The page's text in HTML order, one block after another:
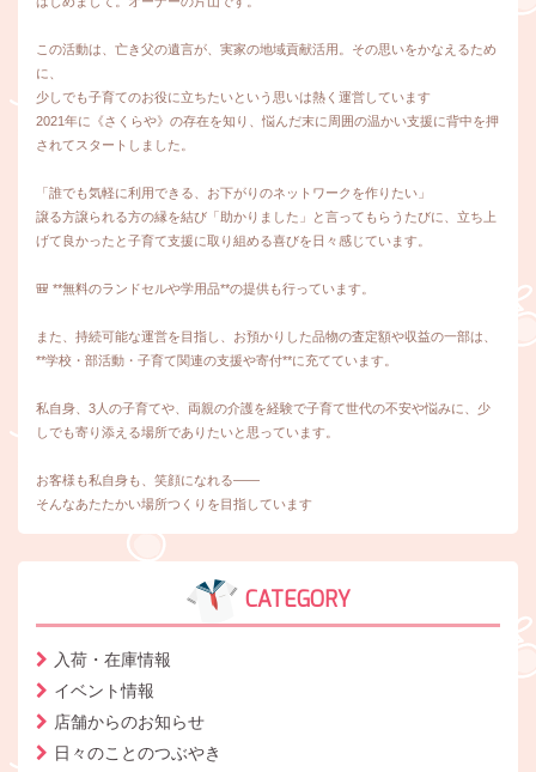
この活動は、亡き父の遺言が、実家の地域貢献活用。その思いをかなえるため
に、
少しでも子育てのお役に立ちたいという思いは熱く運営しています
2021年に《さくらや》の存在を知り、悩んだ末に周囲の温かい支援に背中を押
されてスタートしました。
「誰でも気軽に利用できる、お下がりのネットワークを作りたい」
譲る方譲られる方の縁を結び「助かりました」と言ってもらうたびに、立ち上
げて良かったと子育て支援に取り組める喜びを日々感じています。
🎒 **無料のランドセルや学用品**の提供も行っています。
また、持続可能な運営を目指し、お預かりした品物の査定額や収益の一部は、
**学校・部活動・子育て関連の支援や寄付**に充てています。
私自身、3人の子育てや、両親の介護を経験で子育て世代の不安や悩みに、少
しでも寄り添える場所でありたいと思っています。
お客様も私自身も、笑顔になれる――
そんなあたたかい場所つくりを目指しています
CATEGORY
入荷・在庫情報
イベント情報
店舗からのお知らせ
日々のことのつぶやき